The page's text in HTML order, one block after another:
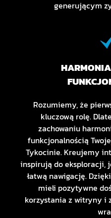
generującym
Rozumiemy, że
kluczową rolę.
zachowaniu
funkcjonalnością
Tykocinie. Kreujemy
inspirują do eksploracji,
łatwą nawigację.
mieli pozytywne
korzystania z witryny i